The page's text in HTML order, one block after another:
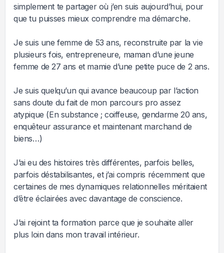
simplement te partager où j’en suis aujourd’hui, pour
que tu puisses mieux comprendre ma démarche.
Je suis une femme de 53 ans, reconstruite par la vie
plusieurs fois, entrepreneure, maman d’une jeune
femme de 27 ans et mamie d’une petite puce de 2 ans.
Je suis quelqu’un qui avance beaucoup par l’action
sans doute du fait de mon parcours pro assez
atypique (En substance ; coiffeuse, gendarme 20 ans,
enquêteur assurance et maintenant marchand de
biens…)
J’ai eu des histoires très différentes, parfois belles,
parfois déstabilisantes, et j’ai compris récemment que
certaines de mes dynamiques relationnelles méritaient
d’être éclairées avec davantage de conscience.
J’ai rejoint ta formation parce que je souhaite aller
plus loin dans mon travail intérieur.